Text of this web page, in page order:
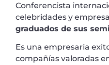
Conferencista
celebridades y
graduados de sus
Es una empresaria
compañías valoradas